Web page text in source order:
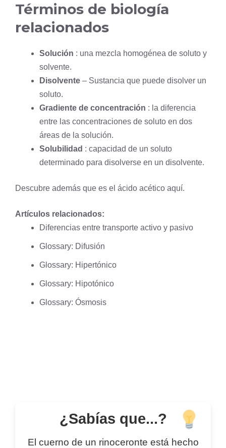
Términos de biología
relacionados
Solución : una mezcla homogénea de soluto y
solvente.
Disolvente – Sustancia que puede disolver un
soluto.
Gradiente de concentración : la diferencia
entre las concentraciones de soluto en dos
áreas de la solución.
Solubilidad : capacidad de un soluto
determinado para disolverse en un disolvente.
Descubre además que es el ácido acético aquí.
Artículos relacionados:
Diferencias entre transporte activo y pasivo
Glossary: Difusión
Glossary: Hipertónico
Glossary: Hipotónico
Glossary: Ósmosis
¿Sabías que...?
El cuerno de un rinoceronte está hecho